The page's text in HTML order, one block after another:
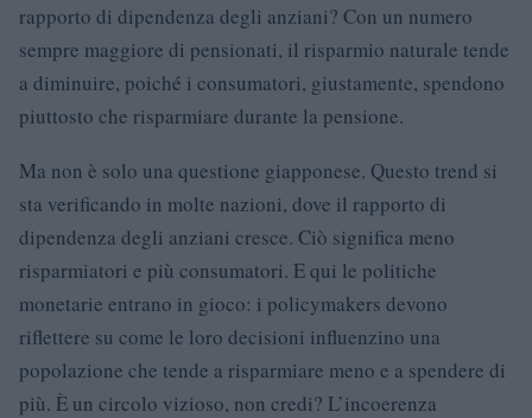
rapporto di dipendenza degli anziani? Con un numero
sempre maggiore di pensionati, il risparmio naturale tende
a diminuire, poiché i consumatori, giustamente, spendono
piuttosto che risparmiare durante la pensione.
Ma non è solo una questione giapponese. Questo trend si
sta verificando in molte nazioni, dove il rapporto di
dipendenza degli anziani cresce. Ciò significa meno
risparmiatori e più consumatori. E qui le politiche
monetarie entrano in gioco: i policymakers devono
riflettere su come le loro decisioni influenzino una
popolazione che tende a risparmiare meno e a spendere di
più. È un circolo vizioso, non credi? L’incoerenza